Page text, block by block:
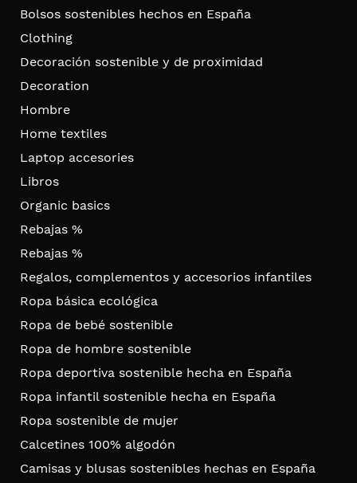
Bolsos sostenibles hechos en España
Clothing
Decoración sostenible y de proximidad
Decoration
Hombre
Home textiles
Laptop accesories
Libros
Organic basics
Rebajas %
Rebajas %
Regalos, complementos y accesorios infantiles
Ropa básica ecológica
Ropa de bebé sostenible
Ropa de hombre sostenible
Ropa deportiva sostenible hecha en España
Ropa infantil sostenible hecha en España
Ropa sostenible de mujer
Calcetines 100% algodón
Camisas y blusas sostenibles hechas en España